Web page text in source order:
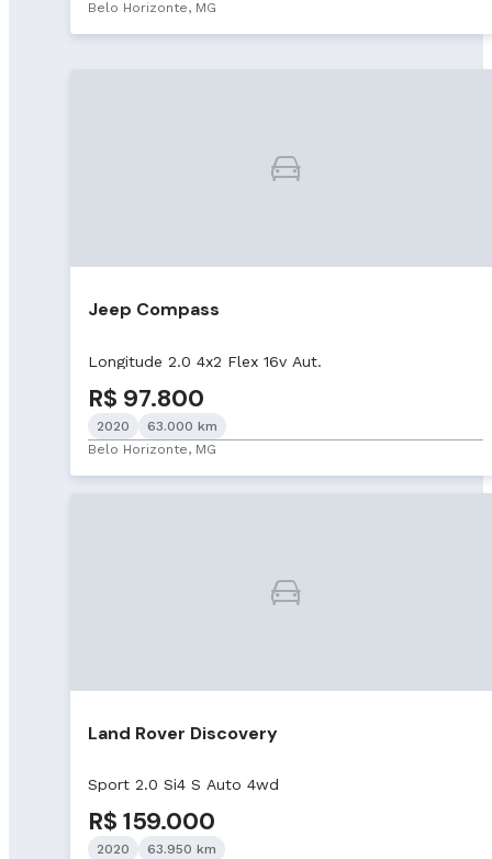
Belo Horizonte, MG
Jeep Compass
Longitude 2.0 4x2 Flex 16v Aut.
R$ 97.800
2020
63.000 km
Belo Horizonte, MG
Land Rover Discovery
Sport 2.0 Si4 S Auto 4wd
R$ 159.000
2020
63.950 km